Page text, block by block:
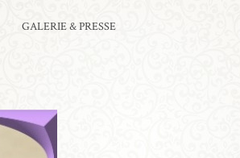
GALERIE & PRESSE